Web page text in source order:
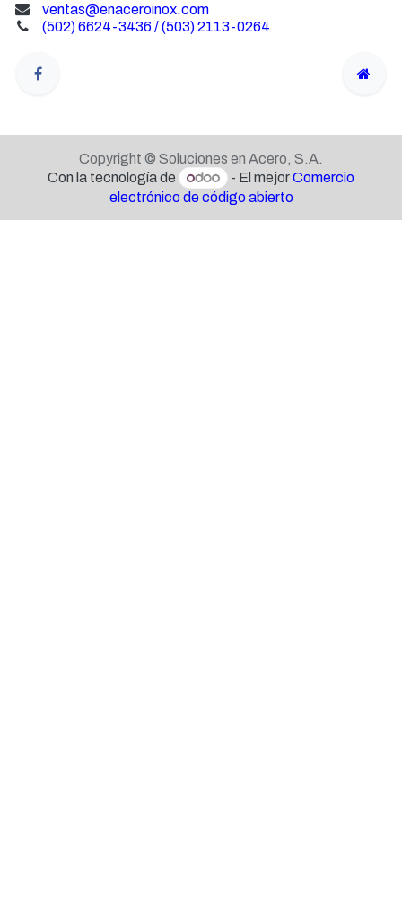
ventas@enaceroinox.com
(502) 6624-3436 / (503) 2113-0264
Copyright © Soluciones en Acero, S.A.
Con la tecnología de
- El mejorComercio
electrónico de código abierto